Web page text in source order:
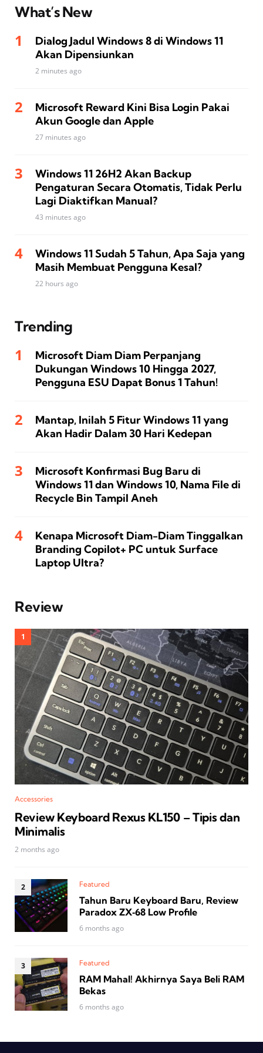
What’s New
Dialog Jadul Windows 8 di Windows 11
Akan Dipensiunkan
2 minutes ago
Microsoft Reward Kini Bisa Login Pakai
Akun Google dan Apple
27 minutes ago
Windows 11 26H2 Akan Backup
Pengaturan Secara Otomatis, Tidak Perlu
Lagi Diaktifkan Manual?
43 minutes ago
Windows 11 Sudah 5 Tahun, Apa Saja yang
Masih Membuat Pengguna Kesal?
22 hours ago
Trending
Microsoft Diam Diam Perpanjang
Dukungan Windows 10 Hingga 2027,
Pengguna ESU Dapat Bonus 1 Tahun!
Mantap, Inilah 5 Fitur Windows 11 yang
Akan Hadir Dalam 30 Hari Kedepan
Microsoft Konfirmasi Bug Baru di
Windows 11 dan Windows 10, Nama File di
Recycle Bin Tampil Aneh
Kenapa Microsoft Diam-Diam Tinggalkan
Branding Copilot+ PC untuk Surface
Laptop Ultra?
Review
Accessories
Review Keyboard Rexus KL150 – Tipis dan
Minimalis
2 months ago
Featured
Tahun Baru Keyboard Baru, Review
Paradox ZX‑68 Low Profile
6 months ago
Featured
RAM Mahal! Akhirnya Saya Beli RAM
Bekas
6 months ago